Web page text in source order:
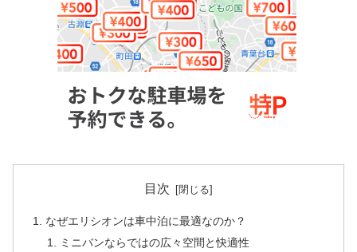
目次
なぜエリシオンは車中泊に最適なのか？
ミニバンならではの広々空間と快適性